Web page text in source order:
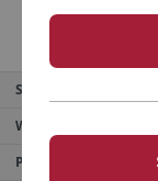
Service
Weitere Angebote
Portale